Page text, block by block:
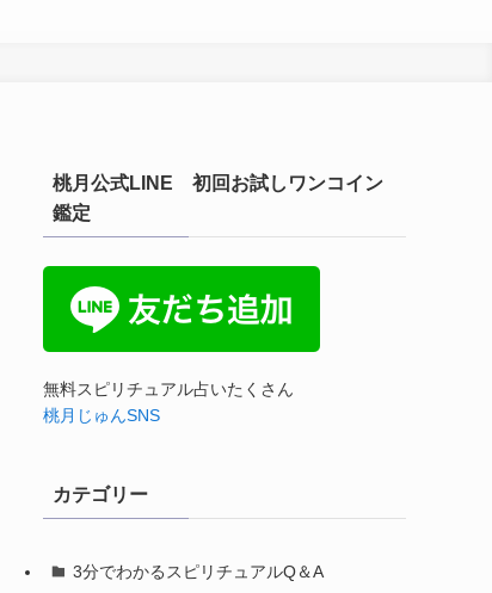
桃月公式LINE 初回お試しワンコイン
鑑定
無料スピリチュアル占いたくさん
桃月じゅんSNS
カテゴリー
3分でわかるスピリチュアルQ＆A